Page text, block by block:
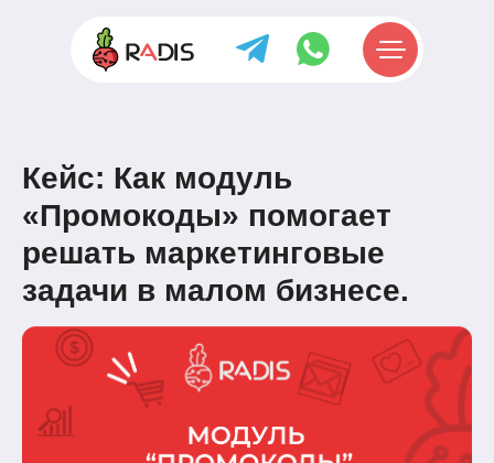
Кейс: Как модуль
«Промокоды» помогает
решать маркетинговые
задачи в малом бизнесе.